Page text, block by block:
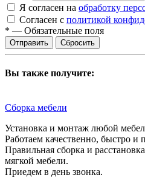
Я согласен на обработку
Согласен с политикой
* — Обязательные поля
Сбросить
Вы также получите:
Сборка мебели
Установка и монтаж любой
Работаем качественно, быстро и
Правильная сборка и
мягкой мебели.
Приедем в день звонка.